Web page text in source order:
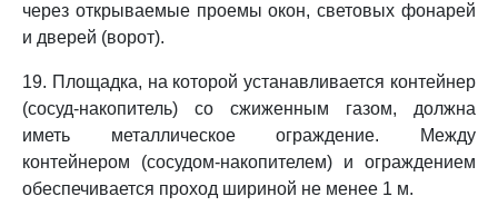
через открываемые проемы окон, световых фонарей
и дверей (ворот).
19. Площадка, на которой устанавливается контейнер
(сосуд-накопитель) со сжиженным газом, должна
иметь металлическое ограждение. Между
контейнером (сосудом-накопителем) и ограждением
обеспечивается проход шириной не менее 1 м.